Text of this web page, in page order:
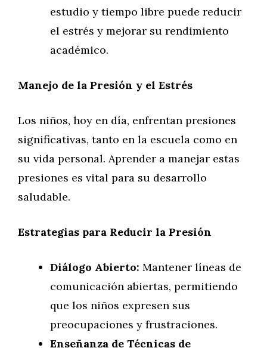
estudio y tiempo libre puede reducir
el estrés y mejorar su rendimiento
académico.
Manejo de la Presión y el Estrés
Los niños, hoy en día, enfrentan presiones
significativas, tanto en la escuela como en
su vida personal. Aprender a manejar estas
presiones es vital para su desarrollo
saludable.
Estrategias para Reducir la Presión
Diálogo Abierto: Mantener líneas de
comunicación abiertas, permitiendo
que los niños expresen sus
preocupaciones y frustraciones.
Enseñanza de Técnicas de